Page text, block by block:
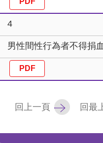
4
男性間性行為者不得捐
回上一頁 回最